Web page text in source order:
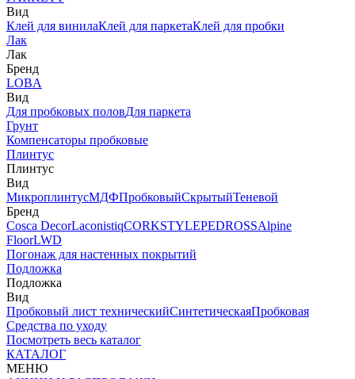
Вид
Клей для винилаКлей для паркетаКлей для пробки
Лак
Лак
Бренд
LOBA
Вид
Для пробковых половДля паркета
Грунт
Компенсаторы пробковые
Плинтус
Плинтус
Вид
МикроплинтусМДФПробковыйСкрытыйТеневой
Бренд
Cosca DecorLaconistiqCORKSTYLEPEDROSSAlpine
FloorLWD
Погонаж для настенных покрытий
Подложка
Подложка
Вид
Пробковый лист техническийСинтетическаяПробковая
Средства по уходу
Посмотреть весь каталог
КАТАЛОГ
МЕНЮ